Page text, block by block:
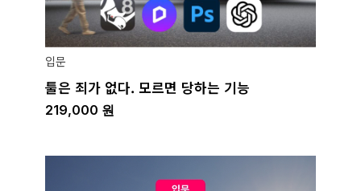
입문
툴은 죄가 없다. 모르면 당하는 기능
219,000 원